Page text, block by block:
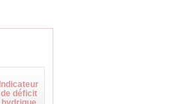
Indicateur
de déficit